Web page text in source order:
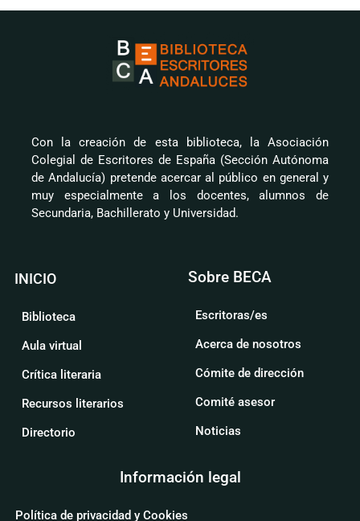
Con la creación de esta biblioteca, la Asociación
Colegial de Escritores de España (Sección Autónoma
de Andalucía) pretende acercar al público en general y
muy especialmente a los docentes, alumnos de
Secundaria, Bachillerato y Universidad.
INICIO
Biblioteca
Aula virtual
Crítica literaria
Recursos literarios
Directorio
Sobre BECA
Escritoras/es
Acerca de nosotros
Cómite de dirección
Comité asesor
Noticias
Información legal
Política de privacidad y Cookies